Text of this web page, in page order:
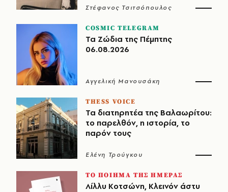
Στέφανος Τσιτσόπουλος
COSMIC TELEGRAM
Τα Ζώδια της Πέμπτης
06.08.2026
Αγγελική Μανουσάκη
THESS VOICE
Τα διατηρητέα της Βαλαωρίτου:
το παρελθόν, η ιστορία, το
παρόν τους
Ελένη Τρούγκου
ΤΟ ΠΟΙΗΜΑ ΤΗΣ ΗΜΕΡΑΣ
Λίλλυ Κοτσώνη, Κλεινόν άστυ